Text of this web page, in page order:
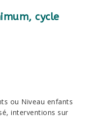
cycle
ou Niveau enfants
interventions sur